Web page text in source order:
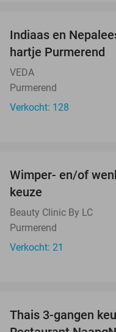
Indiaas en
hartje Purmerend
VEDA
Purmerend
Verkocht: 128
Wimper- en/of
keuze
Beauty Clinic By LC
Purmerend
Verkocht: 21
Thais 3-gangen